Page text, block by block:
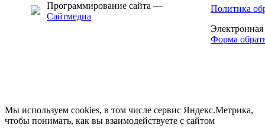
Программирование сайта —
Сайтмедиа
Политика
Форма
Мы используем cookies, в том числе сервис Яндекс.Метрика,
чтобы понимать, как вы взаимодействуете с сайтом